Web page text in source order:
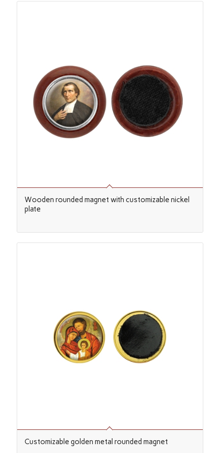
Wooden rounded magnet with customizable nickel
plate
Customizable golden metal rounded magnet